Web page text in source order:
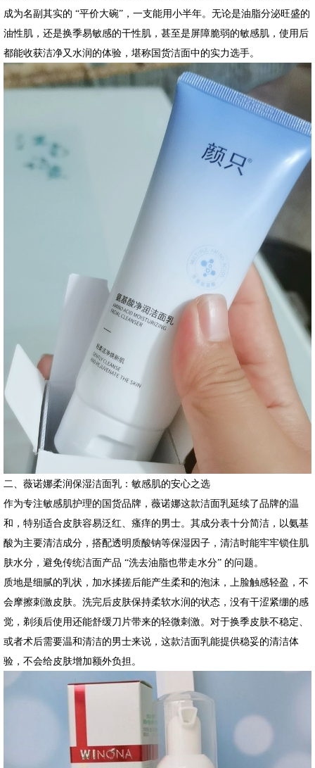
成为名副其实的 “平价大碗”，一支能用小半年。无论是油脂分泌旺盛的
油性肌，还是换季易敏感的干性肌，甚至是屏障脆弱的敏感肌，使用后
都能收获洁净又水润的体验，堪称国货洁面中的实力选手。
二、薇诺娜柔润保湿洁面乳：敏感肌的安心之选
作为专注敏感肌护理的国货品牌，薇诺娜这款洁面乳延续了品牌的温
和，特别适合皮肤容易泛红、瘙痒的男士。其成分表十分简洁，以氨基
酸为主要清洁成分，搭配透明质酸钠等保湿因子，清洁时能牢牢锁住肌
肤水分，避免传统洁面产品 “洗去油脂也带走水分” 的问题。
质地是细腻的乳状，加水揉搓后能产生柔和的泡沫，上脸触感轻盈，不
会摩擦刺激皮肤。洗完后皮肤保持柔软水润的状态，没有干涩紧绷的感
觉，剃须后使用还能舒缓刀片带来的轻微刺激。对于换季皮肤不稳定、
或者术后需要温和清洁的男士来说，这款洁面乳能提供稳妥的清洁体
验，不会给皮肤增加额外负担。